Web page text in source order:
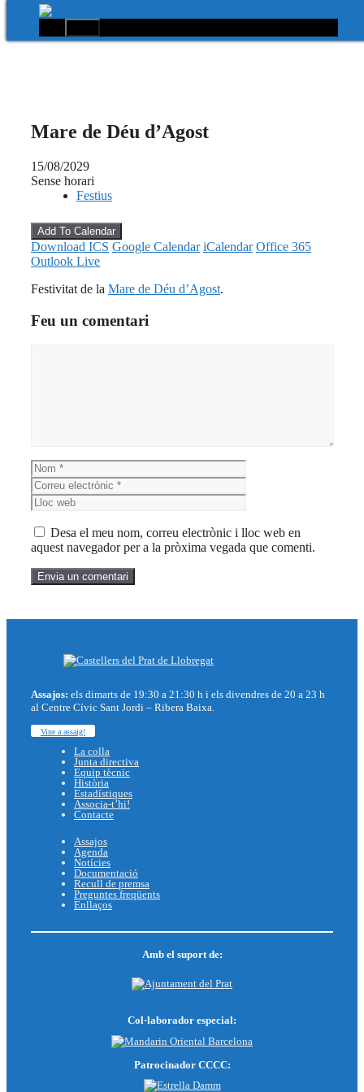
Mare de Déu d’Agost
15/08/2029
Sense horari
Festius
Add To Calendar
Download ICS Google Calendar iCalendar Office 365
Outlook Live
Festivitat de la Mare de Déu d’Agost.
Feu un comentari
Nom
electrònic
web
Desa el meu nom, correu electrònic i lloc web en
aquest navegador per a la pròxima vegada que comenti.
Assajos: els dimarts de 19:30 a 21:30 h i els divendres de 20 a 23 h
al Centre Cívic Sant Jordi – Ribera Baixa.
Vine a assaig!
La colla
Junta directiva
Equip tècnic
Història
Estadístiques
Associa-t’hi!
Contacte
Assajos
Agenda
Notícies
Documentació
Recull de premsa
Preguntes freqüents
Enllaços
Amb el suport de:
Col·laborador especial:
Patrocinador CCCC: